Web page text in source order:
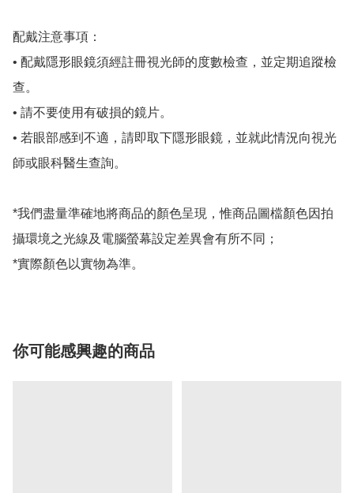
配戴注意事項：
• 配戴隱形眼鏡須經註冊視光師的度數檢查，並定期追蹤檢
查。
• 請不要使用有破損的鏡片。
• 若眼部感到不適，請即取下隱形眼鏡，並就此情況向視光
師或眼科醫生查詢。
*我們盡量準確地將商品的顏色呈現，惟商品圖檔顏色因拍
攝環境之光線及電腦螢幕設定差異會有所不同；
*實際顏色以實物為準。
你可能感興趣的商品